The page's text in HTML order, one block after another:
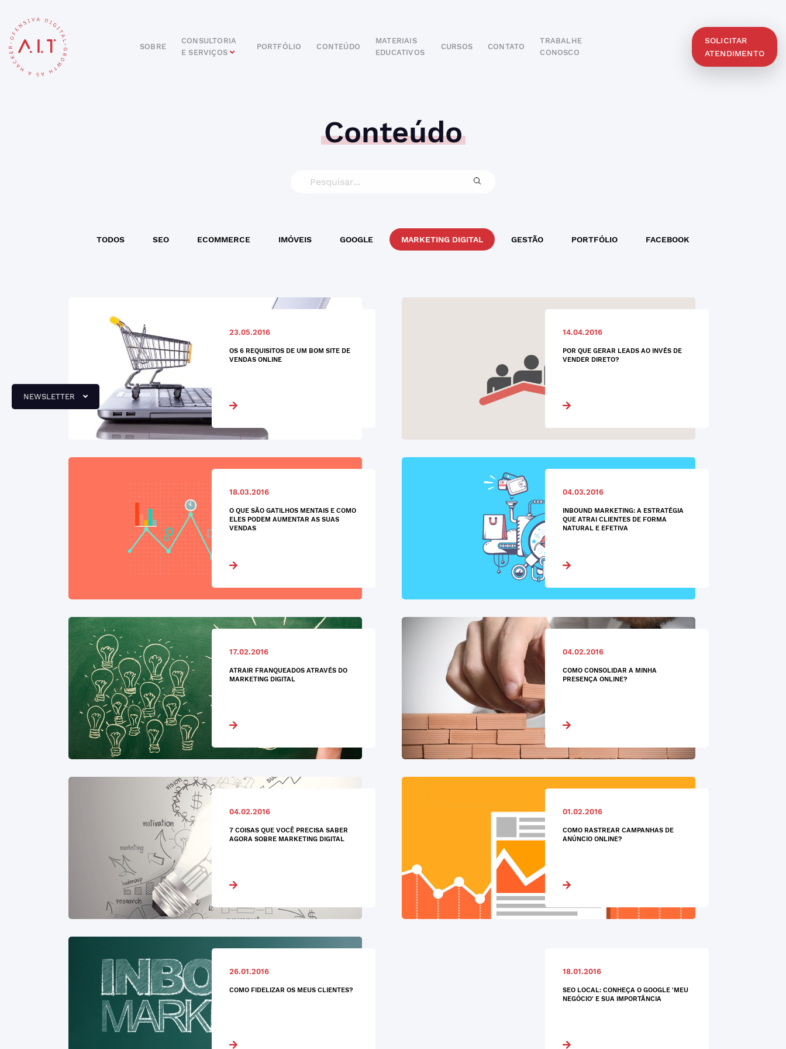
SOBRE
CONSULTORIA
E SERVIÇOS
ODONTOLÓGICO
HOTELARIA
BUSINESS INTELIGENCE
PORTFÓLIO CONTEÚDO
MATERIAIS
EDUCATIVOS
CURSOS CONTATO
TRABALHE
CONOSCO
SOLICITAR
ATENDIMENTO
NEWSLETTER
Conteúdo
TODOS SEO ECOMMERCE IMÓVEIS GOOGLE MARKETING DIGITAL GESTÃO PORTFÓLIO FACEBOOK
23.05.2016
OS 6 REQUISITOS DE UM BOM SITE DE
VENDAS ONLINE
14.04.2016
POR QUE GERAR LEADS AO INVÉS DE
VENDER DIRETO?
18.03.2016
O QUE SÃO GATILHOS MENTAIS E COMO
ELES PODEM AUMENTAR AS SUAS
VENDAS
04.03.2016
INBOUND MARKETING: A ESTRATÉGIA
QUE ATRAI CLIENTES DE FORMA
NATURAL E EFETIVA
17.02.2016
ATRAIR FRANQUEADOS ATRAVÉS DO
MARKETING DIGITAL
04.02.2016
COMO CONSOLIDAR A MINHA
PRESENÇA ONLINE?
04.02.2016
7 COISAS QUE VOCÊ PRECISA SABER
AGORA SOBRE MARKETING DIGITAL
01.02.2016
COMO RASTREAR CAMPANHAS DE
ANÚNCIO ONLINE?
26.01.2016
COMO FIDELIZAR OS MEUS CLIENTES?
18.01.2016
SEO LOCAL: CONHEÇA O GOOGLE 'MEU
NEGÓCIO' E SUA IMPORTÂNCIA